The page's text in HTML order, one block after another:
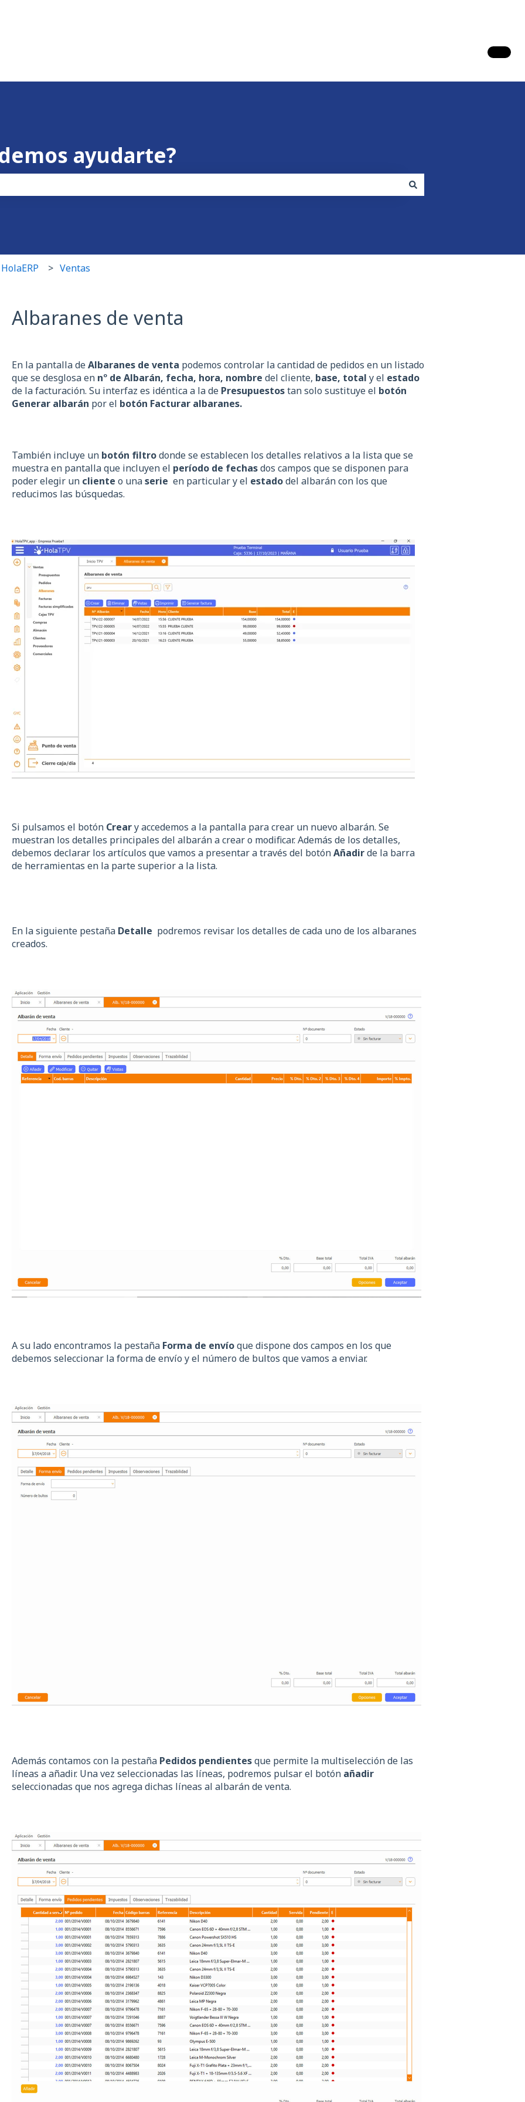
ayudarte?
Ventas
Albaranes de venta
En la pantalla deAlbaranes de venta podemos controlar la cantidad de pedidos en un listado
que se desglosa en nº de Albarán, fecha, hora, nombre del cliente, base, total y el estado
de la facturación. Su interfaz es idéntica a la de Presupuestostan solo sustituye el botón
Generar albarán por el botón Facturar albaranes.
También incluye un botón filtrodonde se establecen los detalles relativos a la lista que se
muestra en pantalla que incluyen el período de fechasdos campos que se disponen para
poder elegir un cliente o unaserie en particular y el estadodel albarán con los que
reducimos las búsquedas.
Si pulsamos el botón Creary accedemos a la pantalla para crear un nuevo albarán. Se
muestran los detalles principales del albarán a crear o modificar. Además de los detalles,
debemos declarar los artículos que vamos a presentar a través del botónAñadirde la barra
de herramientas en la parte superior a la lista.
En la siguiente pestaña Detalle podremos revisar los detalles de cada uno de los albaranes
creados.
A su lado encontramos la pestaña Forma de envíoque dispone dos campos en los que
debemos seleccionar la forma de envío y el número de bultos que vamos a enviar.
Además contamos con la pestaña Pedidos pendientesque permite la multiselección de las
líneas a añadir. Una vez seleccionadas las líneas, podremos pulsar el botón añadir
seleccionadas que nos agrega dichas líneas al albarán de venta.